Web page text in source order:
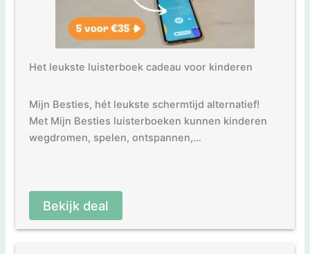
Het leukste luisterboek cadeau voor kinderen
Mijn Besties, hét leukste schermtijd alternatief!
Met Mijn Besties luisterboeken kunnen kinderen
wegdromen, spelen, ontspannen,…
Bekijk deal